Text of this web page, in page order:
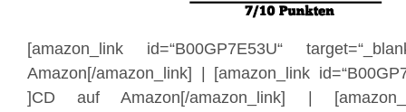
[amazon_link id=“B00GP7E53U“
Amazon[/amazon_link] | [amazon_link
]CD auf Amazon[/amazon_link] |